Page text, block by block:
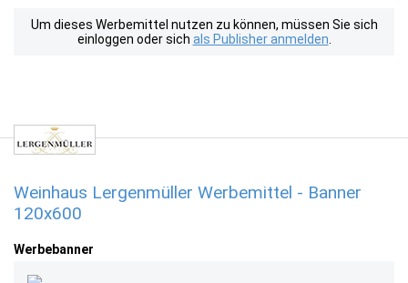
Um dieses Werbemittel nutzen zu können, müssen Sie sich
einloggen oder sich als Publisher anmelden
Weinhaus Lergenmüller Werbemittel - Banner
120x600
Werbebanner